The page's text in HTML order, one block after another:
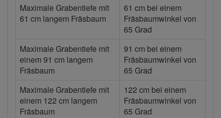
Maximale Grabentiefe mit
61 cm langem Fräsbaum
61 cm bei einem
Fräsbaumwinkel von
65 Grad
Maximale Grabentiefe mit
einem 91 cm langem
Fräsbaum
91 cm bei einem
Fräsbaumwinkel von
65 Grad
Maximale Grabentiefe mit
einem 122 cm langem
Fräsbaum
122 cm bei einem
Fräsbaumwinkel von
65 Grad